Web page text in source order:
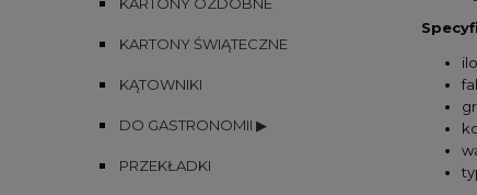
KARTONY ŚWIĄTECZNE
KĄTOWNIKI
DO GASTRONOMII ▶
PRZEKŁADKI